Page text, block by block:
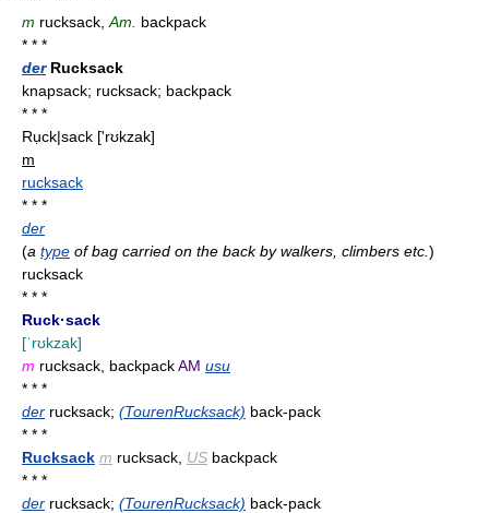
m rucksack, Am.
backpack
* * *
derRucksack
knapsack; rucksack; backpack
* * *
Rụck|sack ['rʊkzak]
m
rucksack
* * *
der
(a type of bag carried on the back by walkers, climbers etc. )
rucksack
* * *
Ruck·sack
[ˈrʊkzak]
m rucksack, backpackAM usu
* * *
der rucksack; (TourenRucksack) back-pack
* * *
Rucksack m rucksack, US backpack
* * *
der rucksack; (TourenRucksack) back-pack